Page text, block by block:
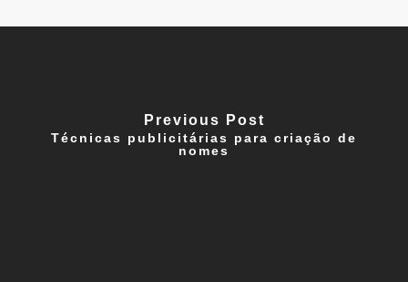
Previous Post
Técnicas publicitárias para criação de
nomes